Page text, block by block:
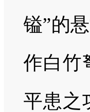
镒”的
作白竹
平患之